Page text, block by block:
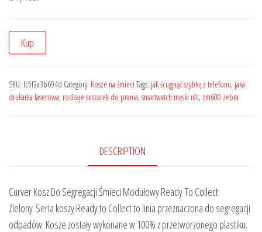
Kup
SKU: fc5f2a3b694d Category: Kosze na śmieci Tags: jak ściągnąć szybkę z telefonu, jaka
drukarka laserowa, rodzaje suszarek do prania, smartwatch męski nfc, zm600 zebra
DESCRIPTION
Curver Kosz Do Segregacji Śmieci Modułowy Ready To Collect
Zielony Seria koszy Ready to Collect to linia przeznaczona do segregacji
odpadów. Kosze zostały wykonane w 100% z przetworzonego plastiku.